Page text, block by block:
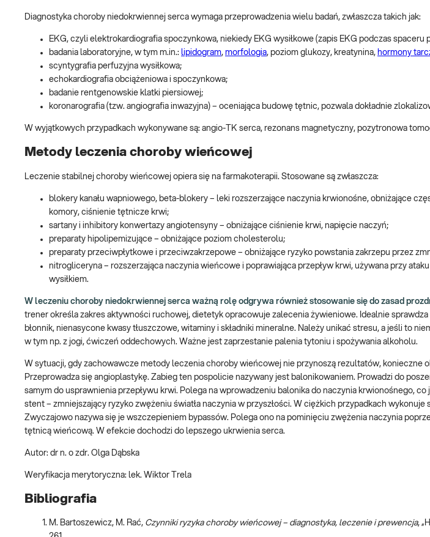
Diagnostyka choroby niedokrwiennej serca wymaga przeprowadzenia wielu badań, zwłaszcza takich jak:
EKG, czyli elektrokardiografia spoczynkowa, niekiedy EKG wysiłkowe (zapis EKG podczas spaceru
badania laboratoryjne, w tym m.in.: lipidogram, morfologia, poziom glukozy, kreatynina, hormony
scyntygrafia perfuzyjna wysiłkowa;
echokardiografia obciążeniowa i spoczynkowa;
badanie rentgenowskie klatki piersiowej;
koronarografia (tzw. angiografia inwazyjna) – oceniająca budowę tętnic, pozwala dokładnie
W wyjątkowych przypadkach wykonywane są: angio-TK serca, rezonans magnetyczny, pozytronowa
Metody leczenia choroby wieńcowej
Leczenie stabilnej choroby wieńcowej opiera się na farmakoterapii. Stosowane są zwłaszcza:
blokery kanału wapniowego, beta-blokery – leki rozszerzające naczynia krwionośne, obniżające
komory, ciśnienie tętnicze krwi;
sartany i inhibitory konwertazy angiotensyny – obniżające ciśnienie krwi, napięcie naczyń;
preparaty hipolipemizujące – obniżające poziom cholesterolu;
preparaty przeciwpłytkowe i przeciwzakrzepowe – obniżające ryzyko powstania zakrzepu przez
nitrogliceryna – rozszerzająca naczynia wieńcowe i poprawiająca przepływ krwi, używana przy
wysiłkiem.
W leczeniu choroby niedokrwiennej serca ważną rolę odgrywa również stosowanie się do zasad
trener określa zakres aktywności ruchowej, dietetyk opracowuje zalecenia żywieniowe. Idealnie
błonnik, nienasycone kwasy tłuszczowe, witaminy i składniki mineralne. Należy unikać stresu, a jeśli to
w tym np. z jogi, ćwiczeń oddechowych. Ważne jest zaprzestanie palenia tytoniu i spożywania alkoholu.
W sytuacji, gdy zachowawcze metody leczenia choroby wieńcowej nie przynoszą rezultatów, konieczne
Przeprowadza się angioplastykę. Zabieg ten pospolicie nazywany jest balonikowaniem. Prowadzi do
samym do usprawnienia przepływu krwi. Polega na wprowadzeniu balonika do naczynia krwionośnego,
stent – zmniejszający ryzyko zwężeniu światła naczynia w przyszłości. W ciężkich przypadkach
Zwyczajowo nazywa się je wszczepieniem bypassów. Polega ono na pominięciu zwężenia naczynia
tętnicą wieńcową. W efekcie dochodzi do lepszego ukrwienia serca.
Autor: dr n. o zdr. Olga Dąbska
Weryfikacja merytoryczna: lek. Wiktor Trela
Bibliografia
M. Bartoszewicz, M. Rać, Czynniki ryzyka choroby wieńcowej – diagnostyka, leczenie i prewencja,